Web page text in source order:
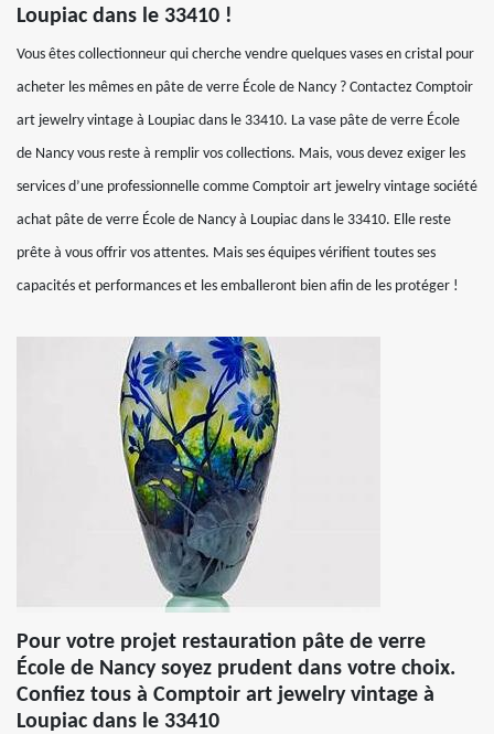
Loupiac dans le 33410 !
Vous êtes collectionneur qui cherche vendre quelques vases en cristal pour
acheter les mêmes en pâte de verre École de Nancy ? Contactez Comptoir
art jewelry vintage à Loupiac dans le 33410. La vase pâte de verre École
de Nancy vous reste à remplir vos collections. Mais, vous devez exiger les
services d’une professionnelle comme Comptoir art jewelry vintage société
achat pâte de verre École de Nancy à Loupiac dans le 33410. Elle reste
prête à vous offrir vos attentes. Mais ses équipes vérifient toutes ses
capacités et performances et les emballeront bien afin de les protéger !
Pour votre projet restauration pâte de verre
École de Nancy soyez prudent dans votre choix.
Confiez tous à Comptoir art jewelry vintage à
Loupiac dans le 33410